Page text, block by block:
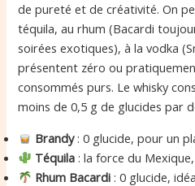
de pureté et de créativité. On
téquila, au rhum (Bacardi
soirées exotiques), à la vodka
présentent zéro ou
consommés purs. Le whisky
moins de 0,5 g de glucides par
Brandy: 0 glucide, pour un
Téquila : la force du
Rhum Bacardi : 0 glucide,